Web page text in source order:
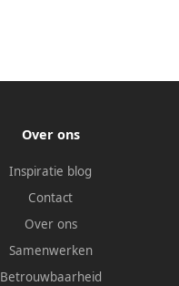
Over ons
Inspiratie blog
Contact
Over ons
Samenwerken
Betrouwbaarheid